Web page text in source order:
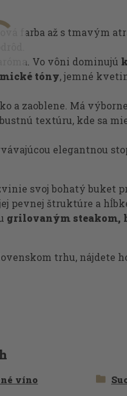
farba až s tmavým
Vo vôni dominujú
tóny, jemné
a zaoblene. Má
textúru, kde sa
elegantnou
svoj bohatý buket
pevnej štruktúre a
grilovaným steakom,
trhu, nájdete
víno